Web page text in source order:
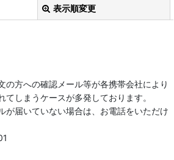
表示順変更
の方への確認メール等が各携帯会社により
しまうケースが多発しております。
が届いていない場合は、お電話をいただけ